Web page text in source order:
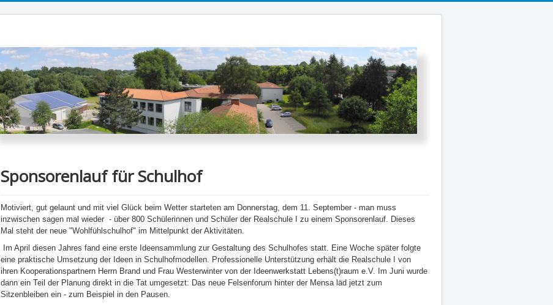
Sponsorenlauf für Schulhof
Motiviert, gut gelaunt und mit viel Glück beim Wetter starteten am Donnerstag, dem 11. September - man muss
inzwischen sagen mal wieder - über 800 Schülerinnen und Schüler der Realschule I zu einem Sponsorenlauf. Dieses
Mal steht der neue "Wohlfühlschulhof" im Mittelpunkt der Aktivitäten.
Im April diesen Jahres fand eine erste Ideensammlung zur Gestaltung des Schulhofes statt. Eine Woche später folgte
eine praktische Umsetzung der Ideen in Schulhofmodellen. Professionelle Unterstützung erhält die Realschule I von
ihren Kooperationspartnern Herrn Brand und Frau Westerwinter von der Ideenwerkstatt Lebens(t)raum e.V. Im Juni wurde
dann ein Teil der Planung direkt in die Tat umgesetzt: Das neue Felsenforum hinter der Mensa läd jetzt zum
Sitzenbleiben ein - zum Beispiel in den Pausen.